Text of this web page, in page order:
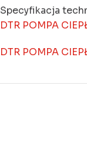
Specyfikacja
DTR POMPA
DTR POMPA